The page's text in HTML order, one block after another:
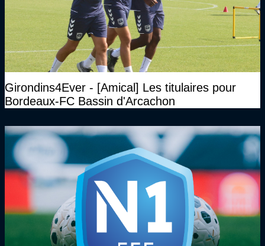
Girondins4Ever - [Amical] Les titulaires pour
Bordeaux-FC Bassin d'Arcachon